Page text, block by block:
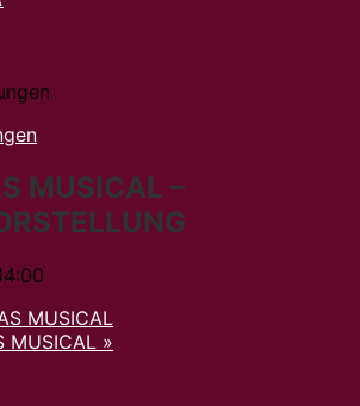
MUSICAL –
MUSICAL
MUSICAL »